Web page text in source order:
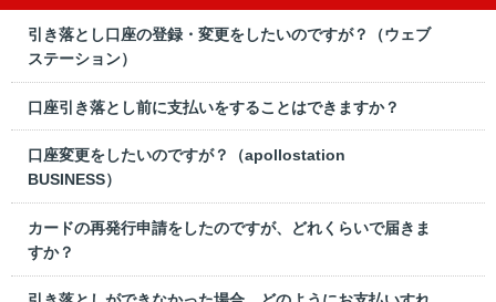
引き落とし口座の登録・変更をしたいのですが？（ウェブ
ステーション）
口座引き落とし前に支払いをすることはできますか？
口座変更をしたいのですが？（apollostation
BUSINESS）
カードの再発行申請をしたのですが、どれくらいで届きま
すか？